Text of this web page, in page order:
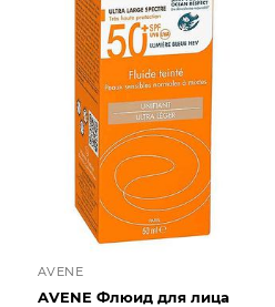
AVENE
AVENE Флюид для лица